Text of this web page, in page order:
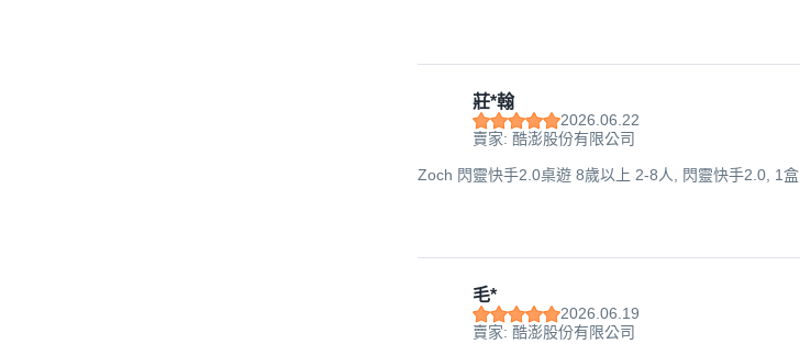
莊*翰
2026.06.22
賣家: 酷澎股份有限公司
Zoch 閃靈快手2.0桌遊 8歲以上 2-8人, 閃靈快手2.0, 1盒
毛*
2026.06.19
賣家: 酷澎股份有限公司